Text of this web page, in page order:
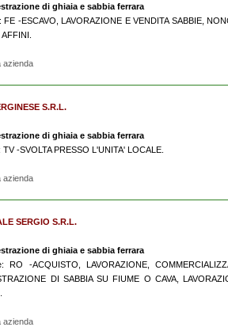
di ghiaia e sabbia ferrara
FE -ESCAVO, LAVORAZIONE E VENDITA SABBIE,
azienda
S.R.L.
di ghiaia e sabbia ferrara
TV -SVOLTA PRESSO L'UNITA' LOCALE.
azienda
SERGIO S.R.L.
di ghiaia e sabbia ferrara
RO -ACQUISTO, LAVORAZIONE,
DI SABBIA SU FIUME O CAVA,
azienda